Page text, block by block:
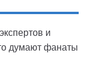
и
думают фанаты